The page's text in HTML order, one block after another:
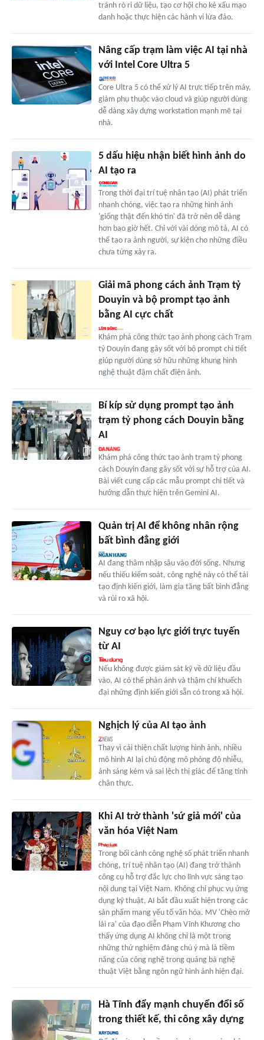
tránh rò rỉ dữ liệu, tạo cơ hội cho kẻ xấu mạo
danh hoặc thực hiện các hành vi lừa đảo.
Nâng cấp trạm làm việc AI tại nhà
với Intel Core Ultra 5
Core Ultra 5 có thể xử lý AI trực tiếp trên máy,
giảm phụ thuộc vào cloud và giúp người dùng
dễ dàng xây dựng workstation mạnh mẽ tại
nhà.
5 dấu hiệu nhận biết hình ảnh do
AI tạo ra
Trong thời đại trí tuệ nhân tạo (AI) phát triển
nhanh chóng, việc tạo ra những hình ảnh
'giống thật đến khó tin' đã trở nên dễ dàng
hơn bao giờ hết. Chỉ với vài dòng mô tả, AI có
thể tạo ra ảnh người, sự kiện cho những điều
chưa từng xảy ra.
Giải mã phong cách ảnh Trạm tỷ
Douyin và bộ prompt tạo ảnh
bằng AI cực chất
Khám phá công thức tạo ảnh phong cách Trạm
tỷ Douyin đang gây sốt với bộ prompt chi tiết
giúp người dùng sở hữu những khung hình
nghệ thuật đậm chất điện ảnh.
Bí kíp sử dụng prompt tạo ảnh
trạm tỷ phong cách Douyin bằng
AI
Khám phá công thức tạo ảnh trạm tỷ phong
cách Douyin đang gây sốt với sự hỗ trợ của AI.
Bài viết cung cấp các mẫu prompt chi tiết và
hướng dẫn thực hiện trên Gemini AI.
Quản trị AI để không nhân rộng
bất bình đẳng giới
AI đang thâm nhập sâu vào đời sống. Nhưng
nếu thiếu kiểm soát, công nghệ này có thể tái
tạo định kiến giới, làm gia tăng bất bình đẳng
và rủi ro xã hội.
Nguy cơ bạo lực giới trực tuyến
từ AI
Nếu không được giám sát kỹ về dữ liệu đầu
vào, AI có thể phản ánh và thậm chí khuếch
đại những định kiến giới sẵn có trong xã hội.
Nghịch lý của AI tạo ảnh
Thay vì cải thiện chất lượng hình ảnh, nhiều
mô hình AI lại chủ động mô phỏng độ nhiễu,
ánh sáng kém và sai lệch thị giác để tăng tính
chân thực.
Khi AI trở thành 'sứ giả mới' của
văn hóa Việt Nam
Trong bối cảnh công nghệ số phát triển nhanh
chóng, trí tuệ nhân tạo (AI) đang trở thành
công cụ hỗ trợ đắc lực cho lĩnh vực sáng tạo
nội dung tại Việt Nam. Không chỉ phục vụ ứng
dụng kỹ thuật, AI bắt đầu xuất hiện trong các
sản phẩm mang yếu tố văn hóa. MV 'Chèo mở
lái ra' của đạo diễn Phạm Vĩnh Khương cho
thấy ứng dụng AI không chỉ là một trong
những thử nghiệm đáng chú ý mà là tiềm
năng của công nghệ trong quảng bá nghệ
thuật Việt bằng ngôn ngữ hình ảnh hiện đại.
Hà Tĩnh đẩy mạnh chuyển đổi số
trong thiết kế, thi công xây dựng